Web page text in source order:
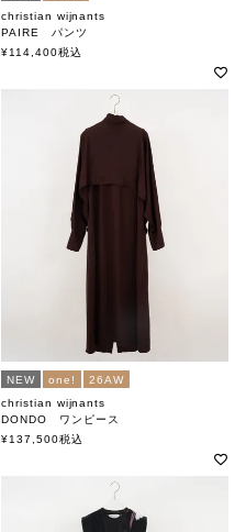
christian wijnants
PAIRE パンツ
クリスチャンワイナンツ
¥114,400税込
NEW one!
26AW
christian wijnants
DONDO ワンピース
クリスチャンワイナンツ
¥137,500税込